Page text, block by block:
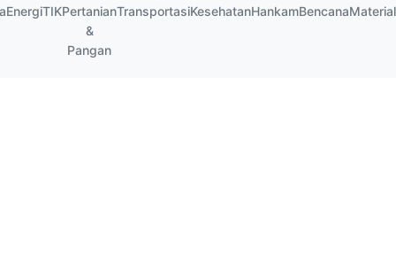
EnergiTIKPertanian
&
Pangan
TransportasiKesehatanHankamBencanaMaterial